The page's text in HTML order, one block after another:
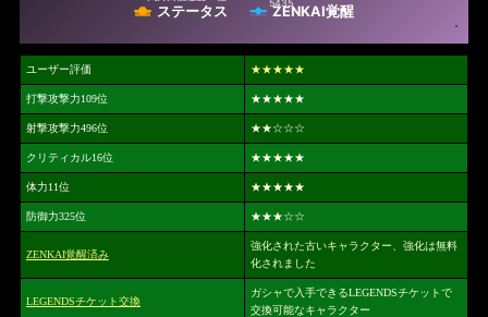
ステータス ZENKAI覚醒
ユーザー評価 ★★★★★
打撃攻撃力109位 ★★★★★
射撃攻撃力496位 ★★☆☆☆
クリティカル16位 ★★★★★
体力11位 ★★★★★
防御力325位 ★★★☆☆
ZENKAI覚醒済み
強化された古いキャラクター、強化は無料
化されました
LEGENDSチケット交換
ガシャで入手できるLEGENDSチケットで
交換可能なキャラクター